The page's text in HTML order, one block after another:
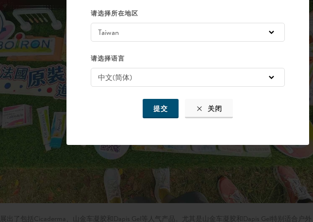
请选择所在地区
请选择语言
提交 关闭
出了包括Cicaderma、山金车凝胶和Dapis Gel等人气产品。尤其是山金车凝胶和Dapis Gel特别适合户外